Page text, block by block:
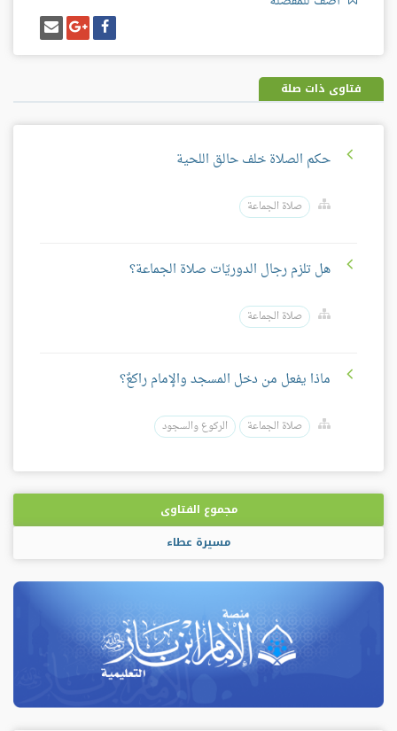
شارك
على
فيسبوك
شارك
على
غوغل
بلس
إرسل
إيميل
فتاوى ذات صلة
حكم الصلاة خلف حالق اللحية
صلاة الجماعة
هل تلزم رجال الدوريّات صلاة الجماعة؟
صلاة الجماعة
ماذا يفعل من دخل المسجد والإمام راكعٌ؟
صلاة الجماعة الركوع والسجود
مجموع الفتاوى
مسيرة عطاء